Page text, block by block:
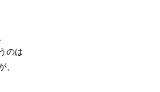
のは
、